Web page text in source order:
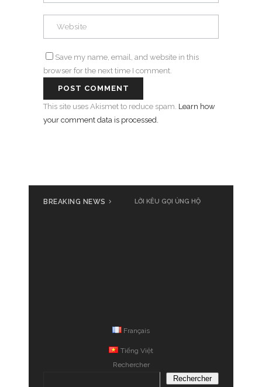
Save my name, email, and website in this
browser for the next time I comment.
This site uses Akismet to reduce spam. Learn how
your comment data is processed.
BREAKING NEWS LỜI KÊU GỌI ỦNG HỘ
Français
Tiếng Việt
Rechercher
Rechercher